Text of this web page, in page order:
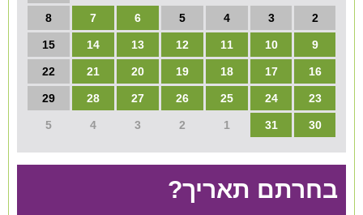
2
3
4
5
6
7
8
9
10
11
12
13
14
15
16
17
18
19
20
21
22
23
24
25
26
27
28
29
30
31
1
2
3
4
5
בחרתם תאריך?